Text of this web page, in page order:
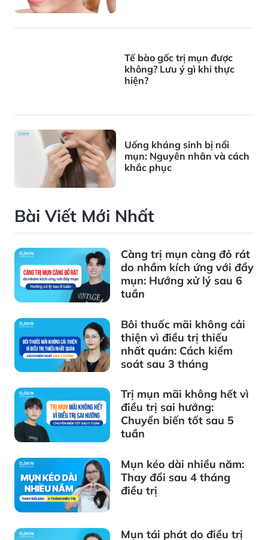
Tế bào gốc trị mụn được
không? Lưu ý gì khi thực
hiện?
Uống kháng sinh bị nổi
mụn: Nguyên nhân và cách
khắc phục
Bài Viết Mới Nhất
Càng trị mụn càng đỏ rát
do nhầm kích ứng với đẩy
mụn: Hướng xử lý sau 6
tuần
Bôi thuốc mãi không cải
thiện vì điều trị thiếu
nhất quán: Cách kiểm
soát sau 3 tháng
Trị mụn mãi không hết vì
điều trị sai hướng:
Chuyển biến tốt sau 5
tuần
Mụn kéo dài nhiều năm:
Thay đổi sau 4 tháng
điều trị
Mụn tái phát do điều trị